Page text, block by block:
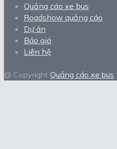
Quảng cáo xe bus
Roadshow quảng cáo
Dự án
Báo giá
Liên hệ
@ Copyright Quảng cáo xe bus